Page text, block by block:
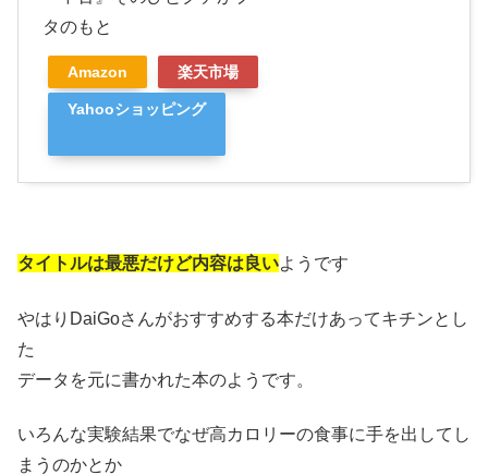
タのもと
Amazon 楽天市場
Yahooショッピング
タイトルは最悪だけど内容は良いようです
やはりDaiGoさんがおすすめする本だけあってキチンとし
た
データを元に書かれた本のようです。
いろんな実験結果でなぜ高カロリーの食事に手を出してし
まうのかとか